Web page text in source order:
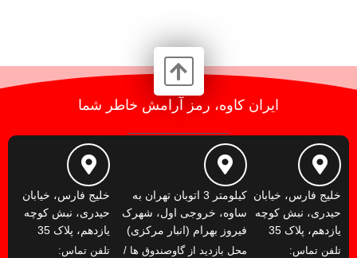
ایران کاوه، رمز آرامش خاطر شما
خلیج فارس، خیابان
حیدری، نبش کوچه
یازدهم، پلاک 35
تلفن تماس:
کیلومتر 3 اتوبان تهران به
ساوه، خروجی اول، شهرک
فیروز بهرام (انبار مرکزی)
محل بازدید از گاوصندوق ها /
خلیج فارس، خیابان
حیدری، نبش کوچه
یازدهم، پلاک 35
تلفن تماس: